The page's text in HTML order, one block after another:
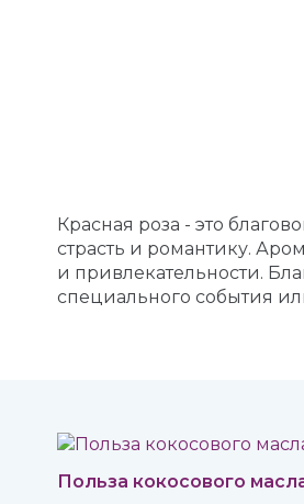
Красная роза - это
страсть и романтику.
и привлекательности.
специального события
Польза кокосового